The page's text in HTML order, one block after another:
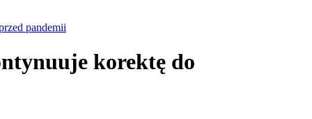
pandemii
korektę do